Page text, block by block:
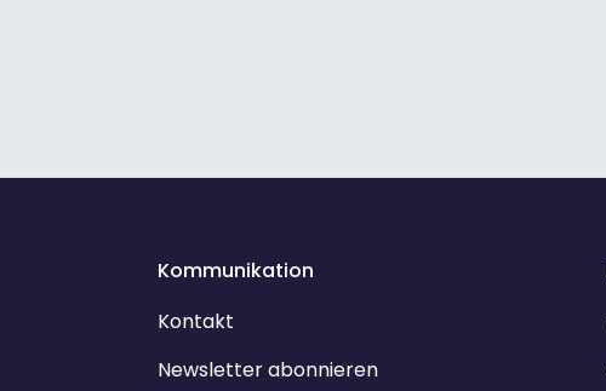
Kommunikation
Kontakt
Newsletter abonnieren